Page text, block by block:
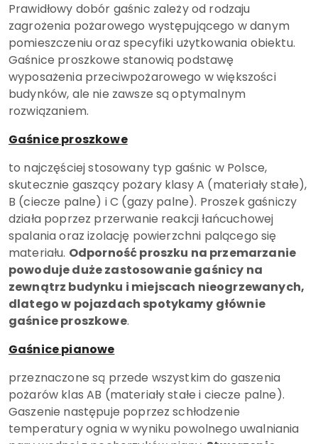
Prawidłowy dobór gaśnic zależy od rodzaju
zagrożenia pożarowego występującego w danym
pomieszczeniu oraz specyfiki użytkowania obiektu.
Gaśnice proszkowe stanowią podstawę
wyposażenia przeciwpożarowego w większości
budynków, ale nie zawsze są optymalnym
rozwiązaniem.
Gaśnice proszkowe
to najczęściej stosowany typ gaśnic w Polsce,
skutecznie gaszący pożary klasy A (materiały stałe),
B (ciecze palne) i C (gazy palne). Proszek gaśniczy
działa poprzez przerwanie reakcji łańcuchowej
spalania oraz izolację powierzchni palącego się
materiału. Odporność proszku na przemarzanie
powoduje duże zastosowanie gaśnicy na
zewnątrz budynku i miejscach nieogrzewanych,
dlatego w pojazdach spotykamy głównie
gaśnice proszkowe.
Gaśnice pianowe
przeznaczone są przede wszystkim do gaszenia
pożarów klas AB (materiały stałe i ciecze palne).
Gaszenie następuje poprzez schłodzenie
temperatury ognia w wyniku powolnego uwalniania